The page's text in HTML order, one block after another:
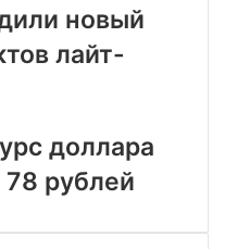
новый
лайт-
доллара
рублей